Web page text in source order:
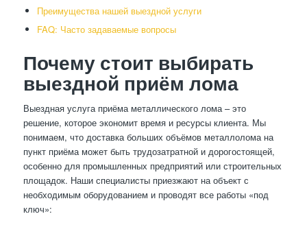
Преимущества нашей выездной услуги
FAQ: Часто задаваемые вопросы
Почему стоит выбирать
выездной приём лома
Выездная услуга приёма металлического лома – это
решение, которое экономит время и ресурсы клиента. Мы
понимаем, что доставка больших объёмов металлолома на
пункт приёма может быть трудозатратной и дорогостоящей,
особенно для промышленных предприятий или строительных
площадок. Наши специалисты приезжают на объект с
необходимым оборудованием и проводят все работы «под
ключ»: